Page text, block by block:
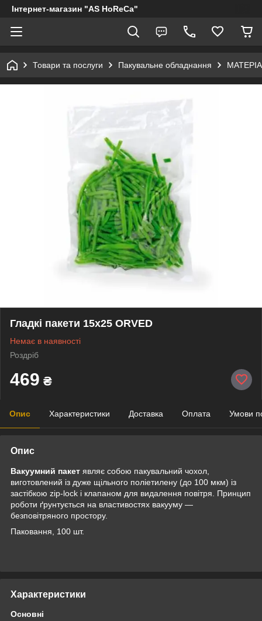
Інтернет-магазин "AS HoReCa"
Товари та послуги Пакувальне обладнання
Гладкі пакети 15х25 ORVED
Немає в наявності
Роздріб
469 ₴
Опис Характеристики Доставка Оплата Умови
Опис
Вакуумний пакет являє собою пакувальний чохол,
виготовлений із дуже щільного поліетилену (до 100 мкм) із
застібкою zip-lock і клапаном для видалення повітря. Принцип
роботи ґрунтується на властивостях вакууму —
безповітряного простору.
Паковання, 100 шт.
Характеристики
Основні